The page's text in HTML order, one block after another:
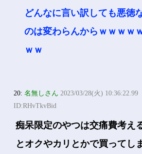
どんなに言い訳しても悪徳
のは変わらんからｗｗｗｗ
ｗｗ
20:名無しさん 2023/03/28(火) 10:36:22.99
ID:RHvTkvBid
痴呆限定のやつは交痛費考え
とオクやカリとかで買ってし